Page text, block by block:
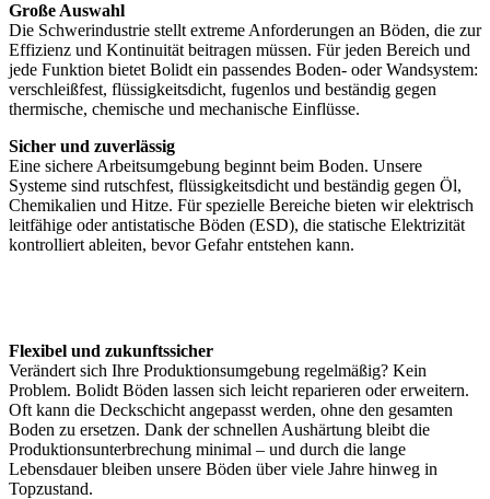
Große Auswahl
Die Schwerindustrie stellt extreme Anforderungen an Böden, die zur
Effizienz und Kontinuität beitragen müssen. Für jeden Bereich und
jede Funktion bietet Bolidt ein passendes Boden- oder Wandsystem:
verschleißfest, flüssigkeitsdicht, fugenlos und beständig gegen
thermische, chemische und mechanische Einflüsse.
Sicher und zuverlässig
Eine sichere Arbeitsumgebung beginnt beim Boden. Unsere
Systeme sind rutschfest, flüssigkeitsdicht und beständig gegen Öl,
Chemikalien und Hitze. Für spezielle Bereiche bieten wir elektrisch
leitfähige oder antistatische Böden (ESD), die statische Elektrizität
kontrolliert ableiten, bevor Gefahr entstehen kann.
Flexibel und zukunftssicher
Verändert sich Ihre Produktionsumgebung regelmäßig? Kein
Problem. Bolidt Böden lassen sich leicht reparieren oder erweitern.
Oft kann die Deckschicht angepasst werden, ohne den gesamten
Boden zu ersetzen. Dank der schnellen Aushärtung bleibt die
Produktionsunterbrechung minimal – und durch die lange
Lebensdauer bleiben unsere Böden über viele Jahre hinweg in
Topzustand.